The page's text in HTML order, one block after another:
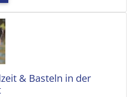
& Basteln in der